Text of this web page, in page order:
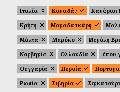
Ιταλία
Καναδάς Κανάριοι
Κρήτη
Μαγαδασκάρη
Μάλτα
Μαρόκο Μεγάλη
Νορβηγία
Ολλανδία
όπου
Ουγγαρία
Περσία
Ρωσία
Σιβηρία